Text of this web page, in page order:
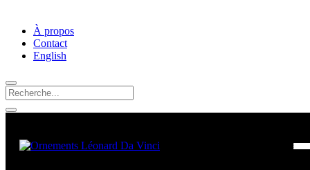
À propos
Contact
English